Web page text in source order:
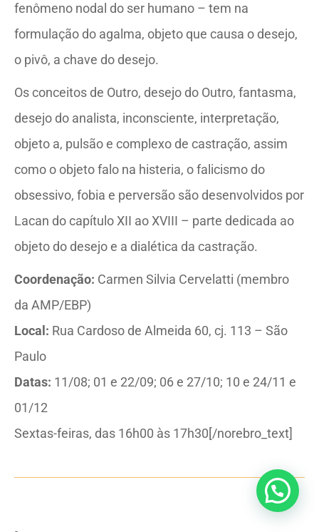
fenômeno nodal do ser humano – tem na
formulação do agalma, objeto que causa o desejo,
o pivô, a chave do desejo.
Os conceitos de Outro, desejo do Outro, fantasma,
desejo do analista, inconsciente, interpretação,
objeto a, pulsão e complexo de castração, assim
como o objeto falo na histeria, o falicismo do
obsessivo, fobia e perversão são desenvolvidos por
Lacan do capítulo XII ao XVIII – parte dedicada ao
objeto do desejo e a dialética da castração.
Coordenação: Carmen Silvia Cervelatti (membro
da AMP/EBP)
Local: Rua Cardoso de Almeida 60, cj. 113 – São
Paulo
Datas: 11/08; 01 e 22/09; 06 e 27/10; 10 e 24/11 e
01/12
Sextas-feiras, das 16h00 às 17h30[/norebro_text]